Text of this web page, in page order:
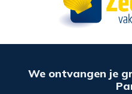
We ontvangen je